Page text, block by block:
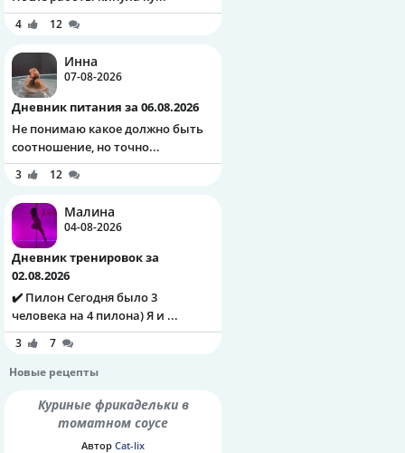
4 12
Инна
07-08-2026
Дневник питания за 06.08.2026
Не понимаю какое должно быть
соотношение, но точно...
3 12
Малина
04-08-2026
Дневник тренировок за
02.08.2026
✔️ Пилон Сегодня было 3
человека на 4 пилона) Я и ...
3
7
Новые рецепты
Куриные фрикадельки в
томатном соусе
Автор Cat-lix